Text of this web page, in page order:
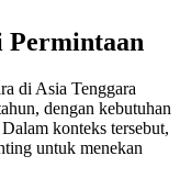
Permintaan
di Asia Tenggara
dengan kebutuhan
konteks tersebut,
untuk menekan